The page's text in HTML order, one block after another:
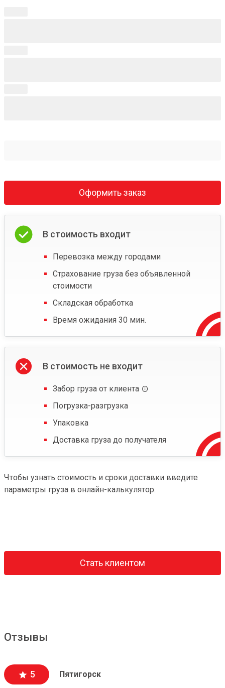
Оформить заказ
В стоимость входит
Перевозка между городами
Страхование груза без объявленной
стоимости
Складская обработка
Время ожидания 30 мин.
В стоимость не входит
Забор груза от клиента
Погрузка-разгрузка
Упаковка
Доставка груза до получателя
Чтобы узнать стоимость и сроки доставки введите
параметры груза в онлайн-калькулятор.
Стать клиентом
Отзывы
5 Пятигорск